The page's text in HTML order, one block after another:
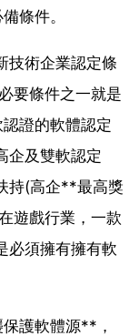
條件。
技術企業認定條
要條件之一就是
證的軟體認定
企及雙軟認定
持(高企**最高獎
遊戲行業，一款
必須擁有擁有軟
護軟體源**，